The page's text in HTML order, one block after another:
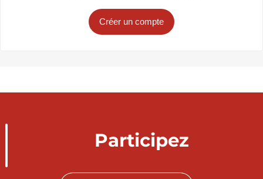
Créer un compte
Participez